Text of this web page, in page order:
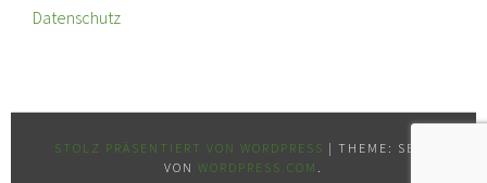
Datenschutz
STOLZ PRÄSENTIERT VON WORDPRESS | THEME: SELA
VON WORDPRESS.COM .